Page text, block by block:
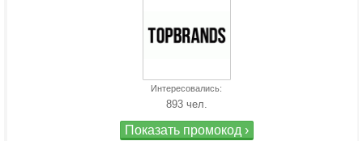
Интересовались:
893 чел.
Показать промокод ›